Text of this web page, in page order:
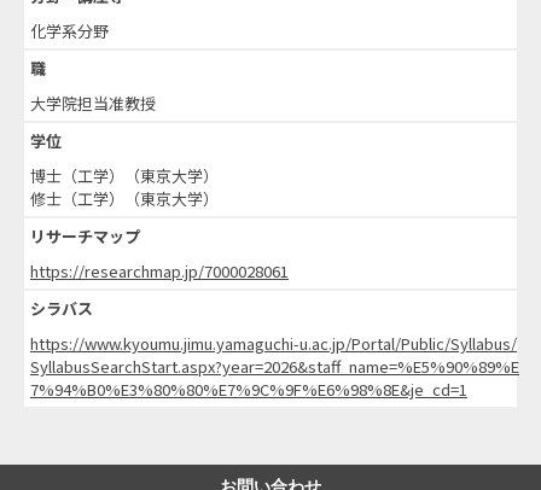
化学系分野
職
大学院担当准教授
学位
博士（工学）（東京大学）
修士（工学）（東京大学）
リサーチマップ
https://researchmap.jp/7000028061
シラバス
https://www.kyoumu.jimu.yamaguchi-u.ac.jp/Portal/Public/Syllabus/
SyllabusSearchStart.aspx?year=2026&staff_name=%E5%90%89%E
7%94%B0%E3%80%80%E7%9C%9F%E6%98%8E&je_cd=1